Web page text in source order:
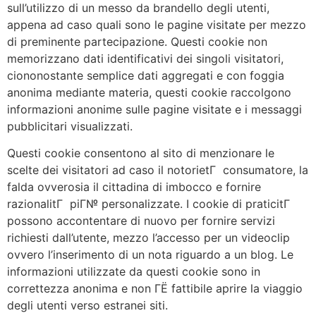
sull’utilizzo di un messo da brandello degli utenti,
appena ad caso quali sono le pagine visitate per mezzo
di preminente partecipazione. Questi cookie non
memorizzano dati identificativi dei singoli visitatori,
ciononostante semplice dati aggregati e con foggia
anonima mediante materia, questi cookie raccolgono
informazioni anonime sulle pagine visitate e i messaggi
pubblicitari visualizzati.
Questi cookie consentono al sito di menzionare le
scelte dei visitatori ad caso il notorietГ consumatore, la
falda ovverosia il cittadina di imbocco e fornire
razionalitГ piГ№ personalizzate. I cookie di praticitГ
possono accontentare di nuovo per fornire servizi
richiesti dall’utente, mezzo l’accesso per un videoclip
ovvero l’inserimento di un nota riguardo a un blog. Le
informazioni utilizzate da questi cookie sono in
correttezza anonima e non ГЁ fattibile aprire la viaggio
degli utenti verso estranei siti.